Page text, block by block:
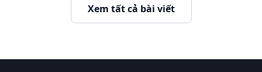
Xem tất cả bài viết